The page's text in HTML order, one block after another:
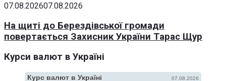
07.08.202607.08.2026
На щиті до Берездівської громади
повертається Захисник України Тарас Щур
Курси валют в Україні